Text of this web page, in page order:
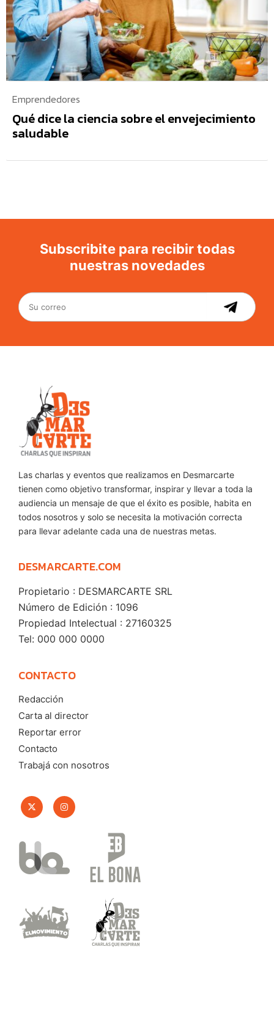
Emprendedores
Qué dice la ciencia sobre el envejecimiento
saludable
Subscribite para recibir todas
nuestras novedades
Las charlas y eventos que realizamos en Desmarcarte
tienen como objetivo transformar, inspirar y llevar a toda la
audiencia un mensaje de que el éxito es posible, habita en
todos nosotros y solo se necesita la motivación correcta
para llevar adelante cada una de nuestras metas.
DESMARCARTE.COM
Propietario : DESMARCARTE SRL
Número de Edición : 1096
Propiedad Intelectual : 27160325
Tel: 000 000 0000
CONTACTO
Redacción
Carta al director
Reportar error
Contacto
Trabajá con nosotros